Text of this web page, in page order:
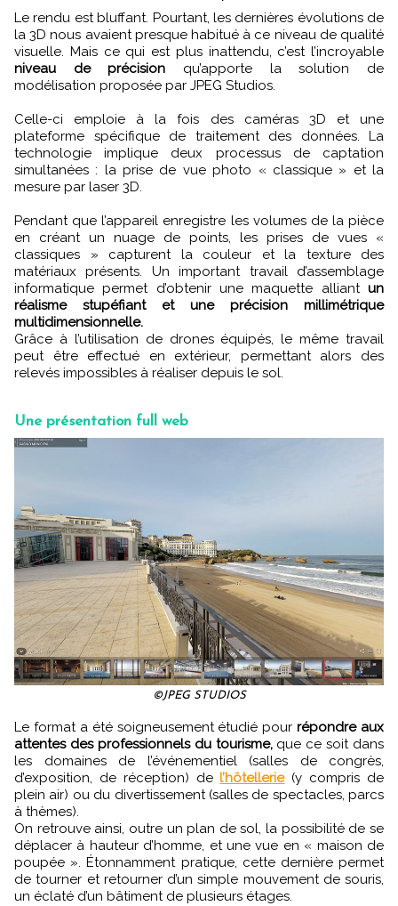
Le rendu est bluffant. Pourtant, les dernières évolutions de
la 3D nous avaient presque habitué à ce niveau de qualité
visuelle. Mais ce qui est plus inattendu, c’est l’incroyable
niveau de précision qu’apporte la solution de
modélisation proposée par JPEG Studios.
Celle-ci emploie à la fois des caméras 3D et une
plateforme spécifique de traitement des données. La
technologie implique deux processus de captation
simultanées : la prise de vue photo « classique » et la
mesure par laser 3D.
Pendant que l’appareil enregistre les volumes de la pièce
en créant un nuage de points, les prises de vues «
classiques » capturent la couleur et la texture des
matériaux présents. Un important travail d’assemblage
informatique permet d’obtenir une maquette alliant un
réalisme stupéfiant et une précision millimétrique
multidimensionnelle.
Grâce à l’utilisation de drones équipés, le même travail
peut être effectué en extérieur, permettant alors des
relevés impossibles à réaliser depuis le sol.
Une présentation full web
©JPEG STUDIOS
Le format a été soigneusement étudié pourrépondre aux
attentes des professionnels du tourisme,que ce soit dans
les domaines de l’événementiel (salles de congrès,
d’exposition, de réception) del’hôtellerie(y compris de
plein air) ou du divertissement (salles de spectacles, parcs
à thèmes).
On retrouve ainsi, outre un plan de sol, la possibilité de se
déplacer à hauteur d’homme, et une vue en « maison de
poupée ». Étonnamment pratique, cette dernière permet
de tourner et retourner d’un simple mouvement de souris,
un éclaté d’un bâtiment de plusieurs étages.